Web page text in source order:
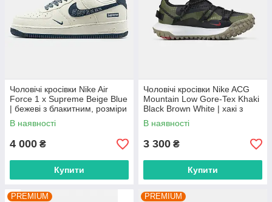
Чоловічі кросівки Nike Air
Force 1 x Supreme Beige Blue
| бежеві з блакитним, розміри
41–45
В наявності
4 000 ₴
Купити
Чоловічі кросівки Nike ACG
Mountain Low Gore-Tex Khaki
Black Brown White | хакі з
чорним та коричневим,
розміри 41–45
В наявності
3 300 ₴
Купити
PREMIUM PREMIUM